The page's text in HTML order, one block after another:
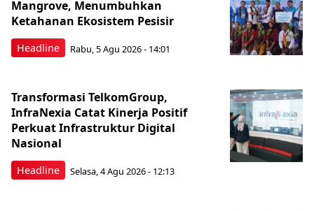
Headline
Mangrove, Menumbuhkan
Ketahanan Ekosistem Pesisir
Rabu, 5 Agu 2026 - 14:01
Headline
Transformasi TelkomGroup,
InfraNexia Catat Kinerja Positif
Perkuat Infrastruktur Digital
Nasional
Selasa, 4 Agu 2026 - 12:13